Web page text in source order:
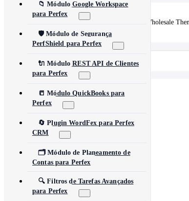
Vertex — Premium B2B & Wholesale
Outros produtos
📋LeadHub SaaS
🗣️ FeedbackPulse SaaS
💡Idea FMS
🔄WordFex
💰 PayPal Donation CF7
📁 Módulo Google Workspace
para Perfex
🛡️ Módulo de Segurança
PerfShield para Perfex
🔌 Módulo REST API de Clientes
para Perfex
📒 Módulo QuickBooks para
Perfex
🔄 Plugin WordFex para Perfex
CRM
🗂️ Módulo de Planeamento de
Contas para Perfex
🔍 Filtros de Tarefas Avançados
para Perfex